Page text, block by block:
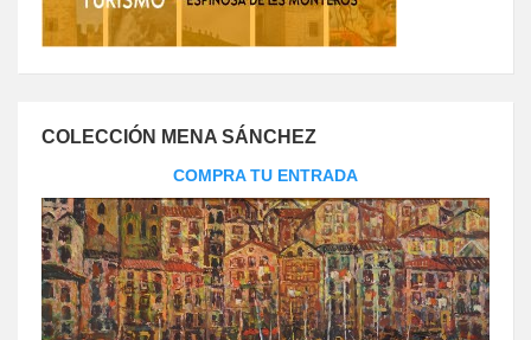
COLECCIÓN MENA SÁNCHEZ
COMPRA TU ENTRADA